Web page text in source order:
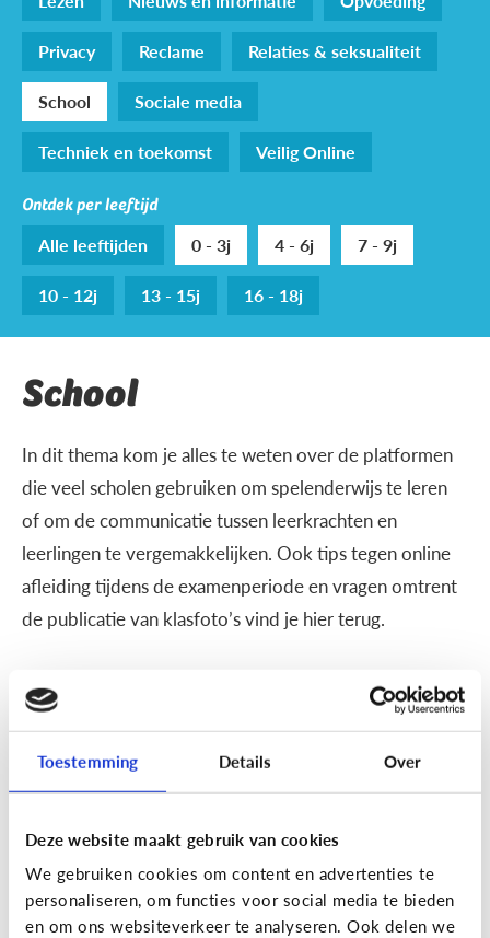
Toestemming Details Over
Deze website maakt gebruik van cookies
We gebruiken cookies om content en advertenties te
personaliseren, om functies voor social media te bieden
en om ons websiteverkeer te analyseren. Ook delen we
Privacy
Reclame
Relaties & seksualiteit
School
Sociale media
Techniek en toekomst
Veilig Online
Ontdek per leeftijd
Alle leeftijden 0 - 3j 4 - 6j
7 - 9j
10 - 12j
13 - 15j 16 - 18j
School
In dit thema kom je alles te weten over de platformen
die veel scholen gebruiken om spelenderwijs te leren
of om de communicatie tussen leerkrachten en
leerlingen te vergemakkelijken. Ook tips tegen online
afleiding tijdens de examenperiode en vragen omtrent
de publicatie van klasfoto’s vind je hier terug.
School
Wat is gimme?